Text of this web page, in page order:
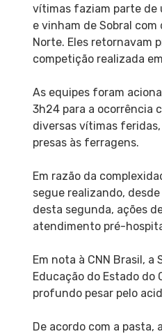
vítimas faziam parte de
e vinham de Sobral
Norte. Eles retornavam
competição realizada
As equipes foram
3h24 para a ocorrência
diversas vítimas
presas às ferragens.
Em razão da
segue realizando,
desta segunda, ações
atendimento pré-
Em nota à CNN Brasil, a
Educação do Estado do
profundo pesar pelo
De acordo com a pasta,